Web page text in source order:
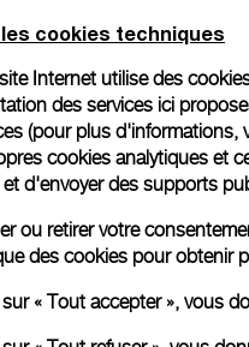
cookies techniques
Internet utilise des
des services ici
(pour plus d'informations,
cookies analytiques et
d'envoyer des supports
ou retirer votre
des cookies pour obtenir
« Tout accepter », vous